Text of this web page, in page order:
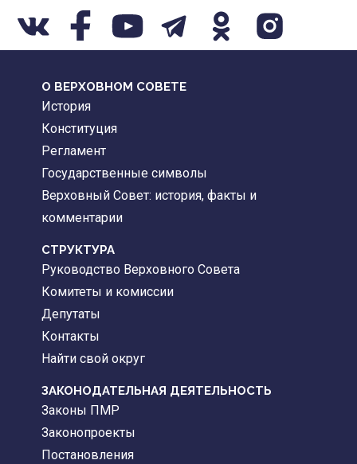
О ВЕРХОВНОМ СОВЕТЕ
История
Конституция
Регламент
Государственные символы
Верховный Совет: история, факты и
комментарии
CТРУКТУРА
Руководство Верховного Совета
Комитеты и комиссии
Депутаты
Контакты
Найти свой округ
ЗАКОНОДАТЕЛЬНАЯ ДЕЯТЕЛЬНОСТЬ
Законы ПМР
Законопроекты
Постановления